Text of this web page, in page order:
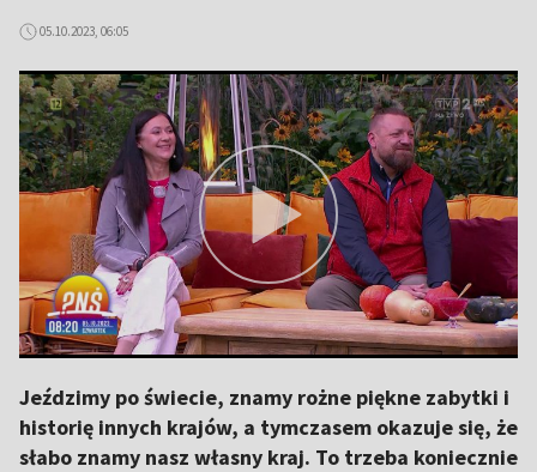
05.10.2023, 06:05
Jeździmy po świecie, znamy rożne piękne zabytki i
historię innych krajów, a tymczasem okazuje się, że
słabo znamy nasz własny kraj. To trzeba koniecznie